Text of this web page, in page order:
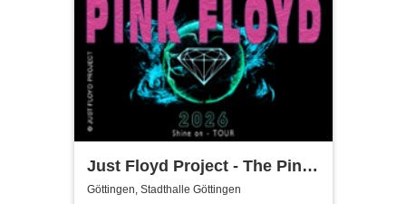
Just Floyd Project - The Pink
Floyd Tribute Show
Göttingen, Stadthalle Göttingen